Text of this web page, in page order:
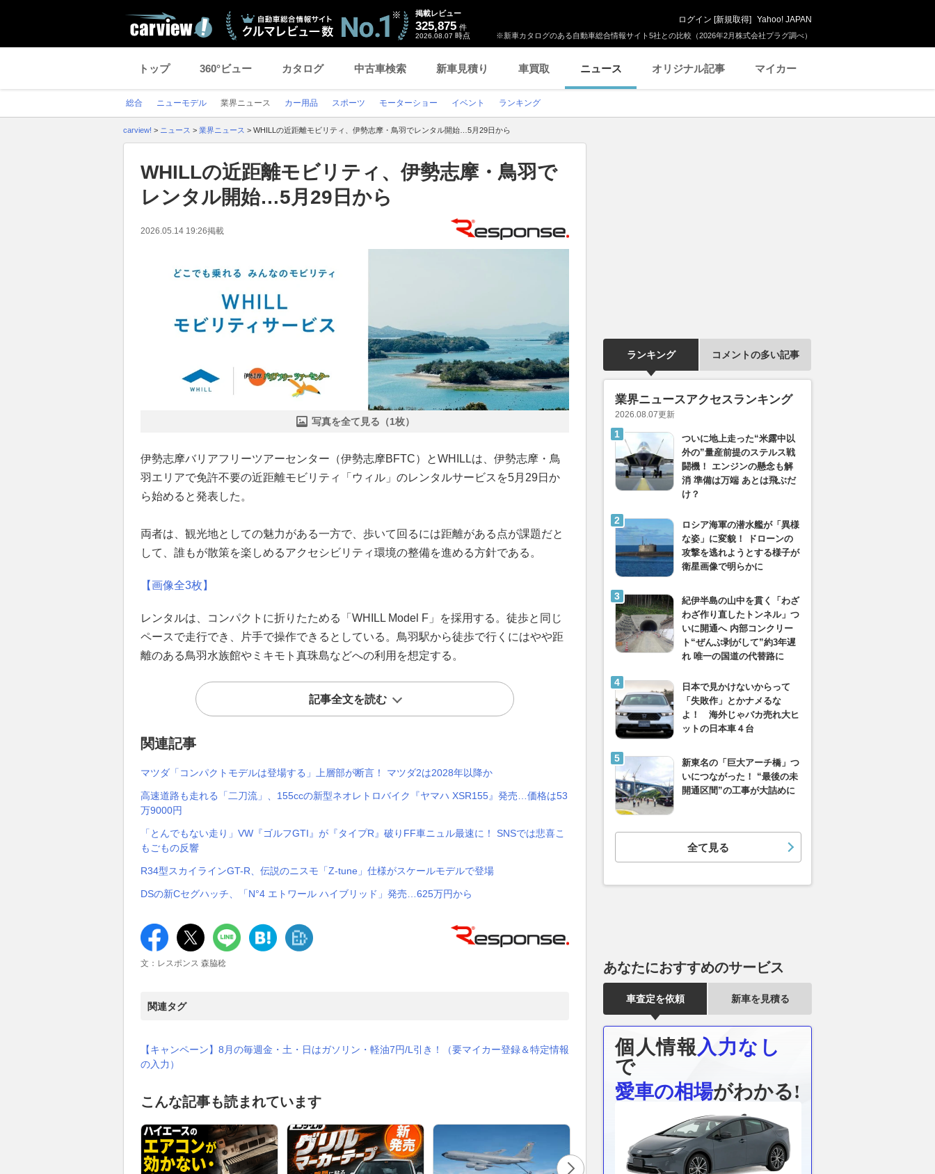
※新車カタログのある自動車総合情報サイト5社との比較（2026年2月株式会社プラグ調べ）
掲載レビュー
325,875 件
2026.08.07 時点
ログイン [新規取得] Yahoo! JAPAN
トップ 360°ビュー カタログ 中古車検索 新車見積り 車買取 ニュース オリジナル記事 マイカー
総合 ニューモデル 業界ニュース カー用品 スポーツ モーターショー イベント ランキング
carview! > ニュース > 業界ニュース > WHILLの近距離モビリティ、伊勢志摩・鳥羽でレンタル開始…5月29日から
WHILLの近距離モビリティ、伊勢志摩・鳥羽で
レンタル開始…5月29日から
2026.05.14 19:26掲載
写真を全て見る（1枚）
伊勢志摩バリアフリーツアーセンター（伊勢志摩BFTC）とWHILLは、伊勢志摩・鳥
羽エリアで免許不要の近距離モビリティ「ウィル」のレンタルサービスを5月29日か
ら始めると発表した。
両者は、観光地としての魅力がある一方で、歩いて回るには距離がある点が課題だと
して、誰もが散策を楽しめるアクセシビリティ環境の整備を進める方針である。
【画像全3枚】
レンタルは、コンパクトに折りたためる「WHILL Model F」を採用する。徒歩と同じ
ペースで走行でき、片手で操作できるとしている。鳥羽駅から徒歩で行くにはやや距
離のある鳥羽水族館やミキモト真珠島などへの利用を想定する。
記事全文を読む
関連記事
マツダ「コンパクトモデルは登場する」上層部が断言！ マツダ2は2028年以降か
高速道路も走れる「二刀流」、155ccの新型ネオレトロバイク『ヤマハ XSR155』発売…価格は53
万9000円
「とんでもない走り」VW『ゴルフGTI』が『タイプR』破りFF車ニュル最速に！ SNSでは悲喜こ
もごもの反響
R34型スカイラインGT-R、伝説のニスモ「Z-tune」仕様がスケールモデルで登場
DSの新Cセグハッチ、「N°4 エトワール ハイブリッド」発売…625万円から
文：レスポンス 森脇稔
関連タグ
【キャンペーン】8月の毎週金・土・日はガソリン・軽油7円/L引き！（要マイカー登録＆特定情報
の入力）
こんな記事も読まれています
ランキング コメントの多い記事
業界ニュースアクセスランキング
2026.08.07更新
ついに地上走った“米露中以
外の”量産前提のステルス戦
闘機！ エンジンの懸念も解
消 準備は万端 あとは飛ぶだ
け？
ロシア海軍の潜水艦が「異様
な姿」に変貌！ ドローンの
攻撃を逃れようとする様子が
衛星画像で明らかに
紀伊半島の山中を貫く「わざ
わざ作り直したトンネル」つ
いに開通へ 内部コンクリー
ト“ぜんぶ剥がして”約3年遅
れ 唯一の国道の代替路に
日本で見かけないからって
「失敗作」とかナメるな
よ！ 海外じゃバカ売れ大ヒ
ットの日本車４台
新東名の「巨大アーチ橋」つ
いにつながった！ “最後の未
開通区間”の工事が大詰めに
全て見る
あなたにおすすめのサービス
車査定を依頼 新車を見積る
個人情報 入力なし
で
愛車の相場がわかる!